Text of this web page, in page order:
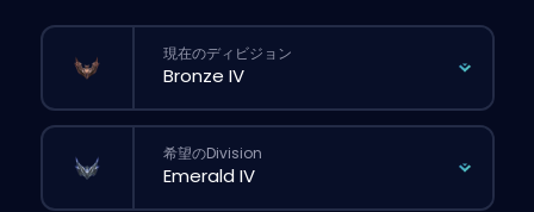
現在のディビジョン
希望のDivision